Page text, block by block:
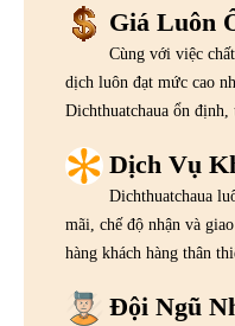
Giá Luôn
Cùng với việc
dịch luôn đạt mức cao
Dichthuatchaua ổn định,
Dịch Vụ
Dichthuatchaua
mãi, chế độ nhận và
hàng khách hàng thân
Đội Ngũ